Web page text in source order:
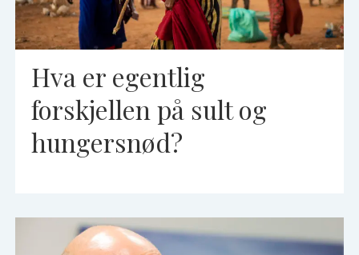
Hva er egentlig
forskjellen på sult og
hungersnød?